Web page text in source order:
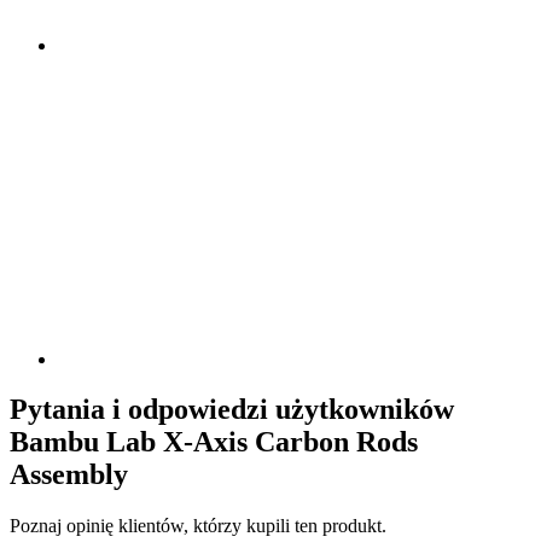
Pytania i odpowiedzi użytkowników
Bambu Lab X-Axis Carbon Rods
Assembly
Poznaj opinię klientów, którzy kupili ten produkt.